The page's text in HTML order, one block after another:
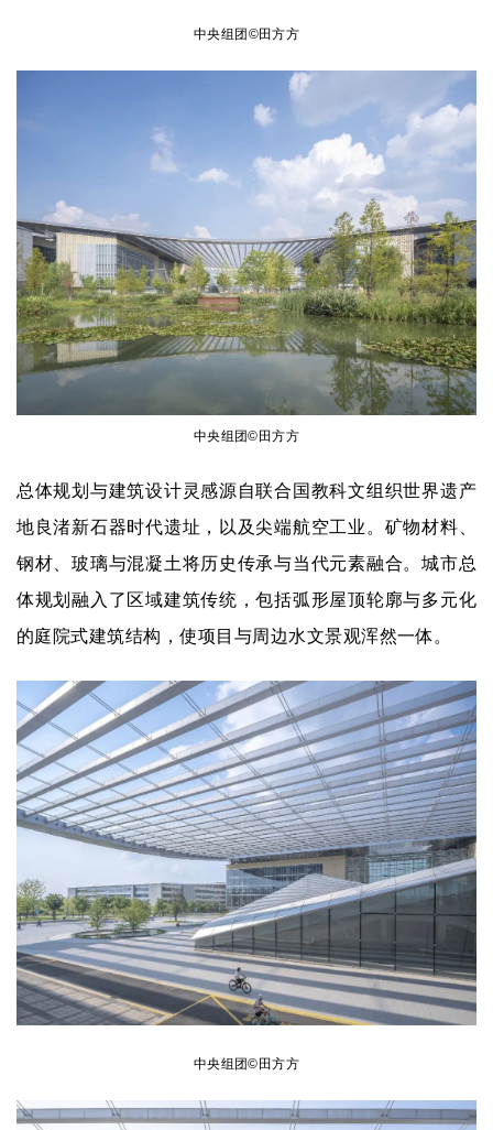
中央组团©田方方
中央组团©田方方
总体规划与建筑设计灵感源自联合国教科文组织世界遗产
地良渚新石器时代遗址，以及尖端航空工业。矿物材料、
钢材、玻璃与混凝土将历史传承与当代元素融合。城市总
体规划融入了区域建筑传统，包括弧形屋顶轮廓与多元化
的庭院式建筑结构，使项目与周边水文景观浑然一体。
中央组团©田方方